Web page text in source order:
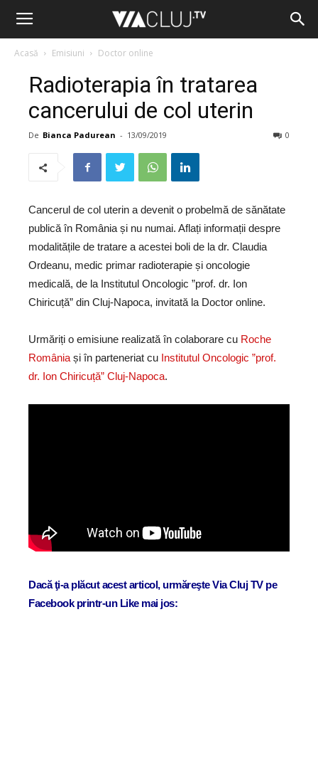
Acasă Emisiuni Doctor online
Radioterapia în tratarea
cancerului de col uterin
De Bianca Padurean - 13/09/2019 0
Cancerul de col uterin a devenit o probelmă de sănătate
publică în România și nu numai. Aflați informații despre
modalitățile de tratare a acestei boli de la dr. Claudia
Ordeanu, medic primar radioterapie și oncologie
medicală, de la Institutul Oncologic ”prof. dr. Ion
Chiricuță” din Cluj-Napoca, invitată la Doctor online.
Urmăriți o emisiune realizată în colaborare cu Roche
România și în parteneriat cu Institutul Oncologic ”prof.
dr. Ion Chiricuță” Cluj-Napoca.
Dacă ţi-a plăcut acest articol, urmăreşte Via Cluj TV pe
Facebook printr-un Like mai jos: